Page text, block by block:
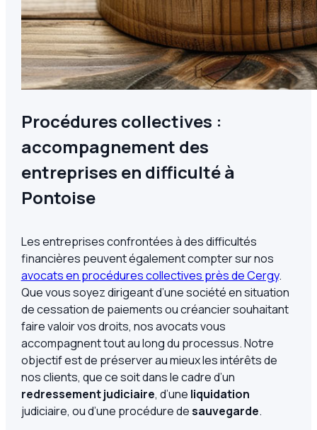
Procédures collectives :
accompagnement des
entreprises en difficulté à
Pontoise
Les entreprises confrontées à des difficultés
financières peuvent également compter sur nos
avocats en procédures collectives près de Cergy.
Que vous soyez dirigeant d’une société en situation
de cessation de paiements ou créancier souhaitant
faire valoir vos droits, nos avocats vous
accompagnent tout au long du processus. Notre
objectif est de préserver au mieux les intérêts de
nos clients, que ce soit dans le cadre d’un
redressement judiciaire, d’une liquidation
judiciaire, ou d’une procédure desauvegarde.